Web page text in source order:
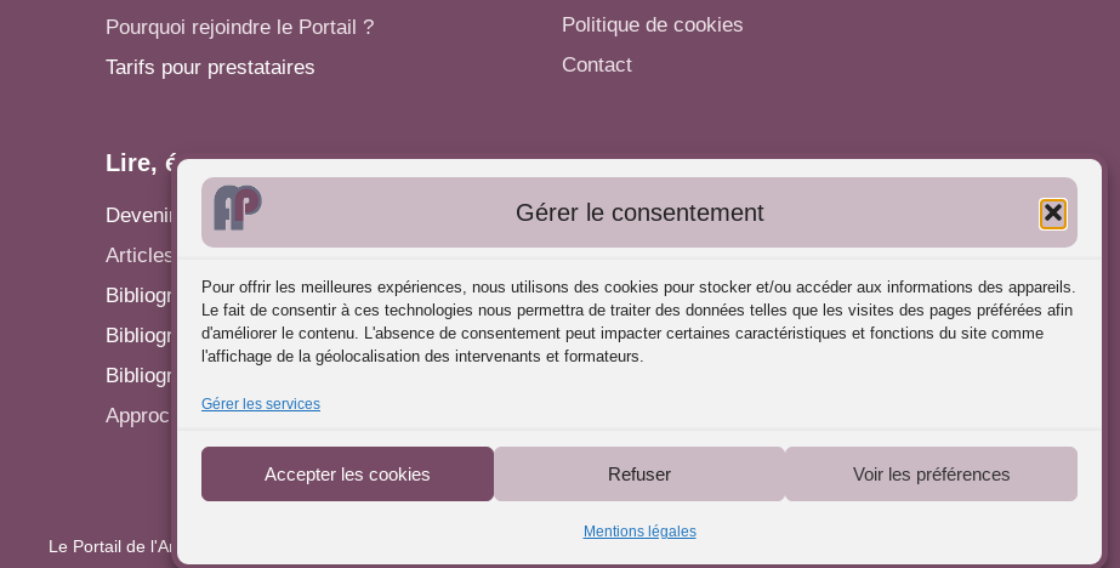
Gérer le consentement
Pour offrir les meilleures expériences, nous utilisons des cookies pour stocker et/ou accéder aux informations des appareils.
Le fait de consentir à ces technologies nous permettra de traiter des données telles que les visites des pages préférées afin
d'améliorer le contenu. L'absence de consentement peut impacter certaines caractéristiques et fonctions du site comme
l'affichage de la géolocalisation des intervenants et formateurs.
Gérer les services
Accepter les cookies Refuser Voir les préférences
Mentions légales
Pourquoi rejoindre le Portail ?
Tarifs pour prestataires
Politique de cookies
Contact
Lire, écrire...
Devenir rédacteur
Articles - Actualités
Bibliographie: Analyse des Pratiques
Bibliographie: Supervision
Bibliographie: Autres méthodes
Approches de l'Analyse des pratiques
Autres informations
S'inscrire dans l'Annuaire
Publiez vos formations
Charte déontologique
Références d'intervention
Le Portail de l'Analyse des Pratiques © 2025 - Tous droits réservés